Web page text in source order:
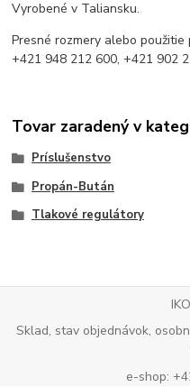
Vyrobené v Taliansku.
Presné rozmery alebo
+421 948 212 600, +421 902
Tovar zaradený v
Príslušenstvo
Propán-Bután
Tlakové regulátory
Sklad, stav objednávok,
e-shop: